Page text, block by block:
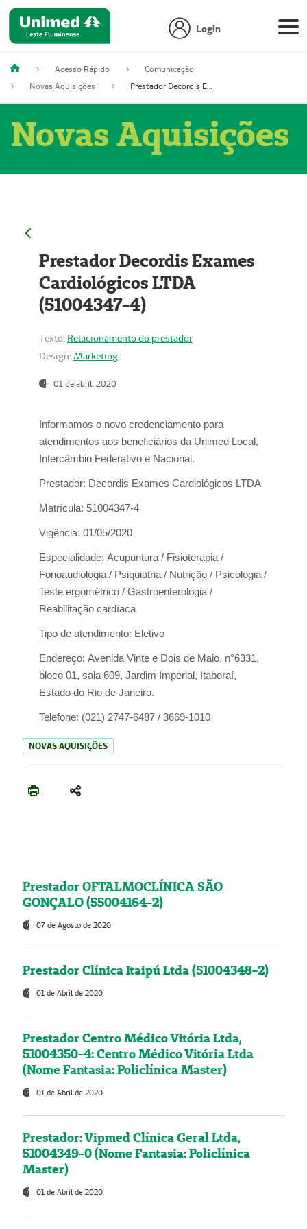
Login
Acesso Rápido
Comunicação
Novas Aquisições
Prestador Decordis Exames Cardiológicos LTDA (51004347-4)
Novas Aquisições
Prestador Decordis Exames
Cardiológicos LTDA
(51004347-4)
Texto: Relacionamento do prestador
Design: Marketing
01 de abril, 2020
Informamos o novo credenciamento para
atendimentos aos beneficiários da Unimed Local,
Intercâmbio Federativo e Nacional.
Prestador: Decordis Exames Cardiológicos LTDA
Matrícula: 51004347-4
Vigência: 01/05/2020
Especialidade: Acupuntura / Fisioterapia /
Fonoaudiologia / Psiquiatria / Nutrição / Psicologia /
Teste ergométrico / Gastroenterologia /
Reabilitação cardíaca
Tipo de atendimento: Eletivo
Endereço: Avenida Vinte e Dois de Maio, n°6331,
bloco 01, sala 609, Jardim Imperial, Itaboraí,
Estado do Rio de Janeiro.
Telefone: (021) 2747-6487 / 3669-1010
NOVAS AQUISIÇÕES
Prestador OFTALMOCLÍNICA SÃO
GONÇALO (55004164-2)
07 de Agosto de 2020
Prestador Clínica Itaipú Ltda (51004348-2)
01 de Abril de 2020
Prestador Centro Médico Vitória Ltda,
51004350-4: Centro Médico Vitória Ltda
(Nome Fantasia: Policlínica Master)
01 de Abril de 2020
Prestador: Vipmed Clínica Geral Ltda,
51004349-0 (Nome Fantasia: Policlínica
Master)
01 de Abril de 2020